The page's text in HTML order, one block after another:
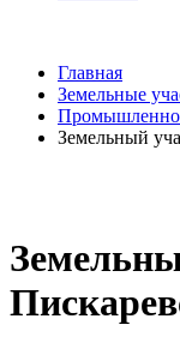
Главная
Земельные
Земельный